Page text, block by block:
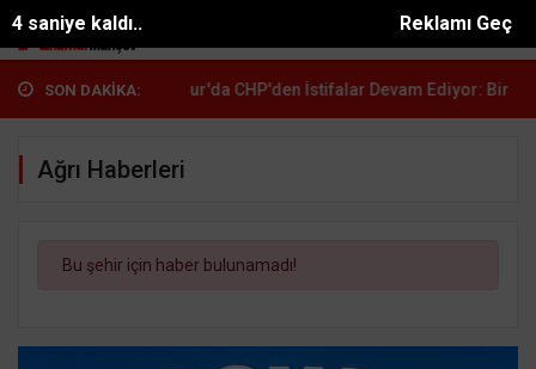
Reklamı Geç
3 saniye kaldı..
SON DAKİKA:
Ömer... Anamur'da CHP'den İstifalar Devam Ediyor: Bir...
Ağrı Haberleri
Bu şehir için haber bulunamadı!